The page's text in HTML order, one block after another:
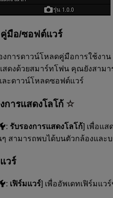
คู่มือ/ซอฟต์แวร์
งการดาวน์โหลดคู่มือการใช้งาน
สดงด้วยสมาร์ทโฟน คุณยังสามา
ละดาวน์โหลดซอฟต์แวร์
การแสดงโลโก้
: รับรองการแสดงโลโก้] เพื่อแส
ๆ สามารถพบได้บนตัวกล้องและ
วร์
: เฟิร์มแวร์] เพื่ออัพเดทเฟิร์มแว